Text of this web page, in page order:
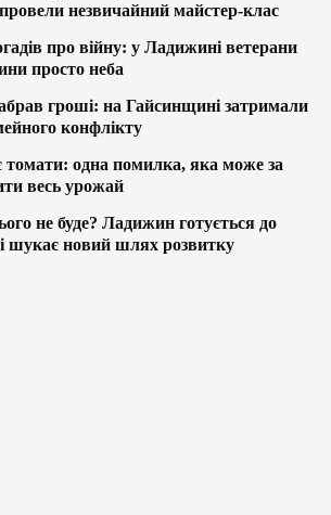
провели незвичайний майстер-клас
про війну: у Ладижині ветерани
просто неба
гроші: на Гайсинщині затримали
конфлікту
томати: одна помилка, яка може за
весь урожай
не буде? Ладижин готується до
шукає новий шлях розвитку